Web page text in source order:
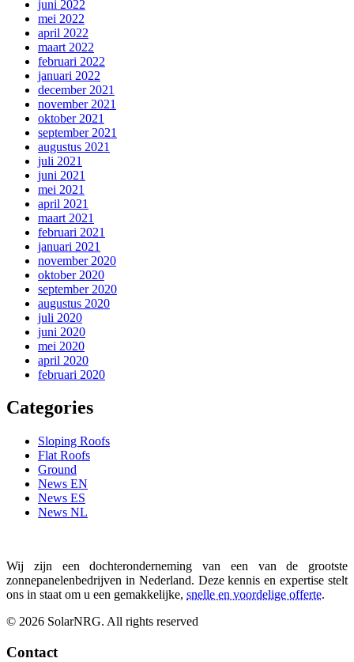
juni 2022
mei 2022
april 2022
maart 2022
februari 2022
januari 2022
december 2021
november 2021
oktober 2021
september 2021
augustus 2021
juli 2021
juni 2021
mei 2021
april 2021
maart 2021
februari 2021
januari 2021
november 2020
oktober 2020
september 2020
augustus 2020
juli 2020
juni 2020
mei 2020
april 2020
februari 2020
Categories
Sloping Roofs
Flat Roofs
Ground
News EN
News ES
News NL
Wij zijn een dochteronderneming van een van de grootste
zonnepanelenbedrijven in Nederland. Deze kennis en expertise stelt
ons in staat om u een gemakkelijke, snelle en voordelige offerte.
© 2026 SolarNRG. All rights reserved
Contact